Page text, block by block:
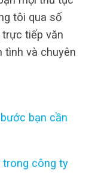
tôi qua số
tiếp văn
tình và chuyên
bạn cần
trong công ty